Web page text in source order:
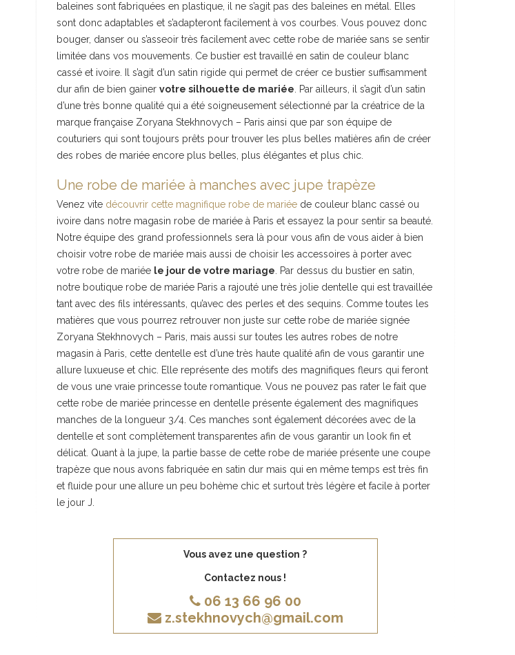
baleines sont fabriquées en plastique, il ne s’agit pas des baleines en métal. Elles
sont donc adaptables et s’adapteront facilement à vos courbes. Vous pouvez donc
bouger, danser ou s’asseoir très facilement avec cette robe de mariée sans se sentir
limitée dans vos mouvements. Ce bustier est travaillé en satin de couleur blanc
cassé et ivoire. Il s’agit d’un satin rigide qui permet de créer ce bustier suffisamment
dur afin de bien gainer votre silhouette de mariée . Par ailleurs, il s’agit d’un satin
d’une très bonne qualité qui a été soigneusement sélectionné par la créatrice de la
marque française Zoryana Stekhnovych – Paris ainsi que par son équipe de
couturiers qui sont toujours prêts pour trouver les plus belles matières afin de créer
des robes de mariée encore plus belles, plus élégantes et plus chic.
Une robe de mariée à manches avec jupe trapèze
Venez vite découvrir cette magnifique robe de mariéede couleur blanc cassé ou
ivoire dans notre magasin robe de mariée à Paris et essayez la pour sentir sa beauté.
Notre équipe des grand professionnels sera là pour vous afin de vous aider à bien
choisir votre robe de mariée mais aussi de choisir les accessoires à porter avec
votre robe de mariée le jour de votre mariage . Par dessus du bustier en satin,
notre boutique robe de mariée Paris a rajouté une très jolie dentelle qui est travaillée
tant avec des fils intéressants, qu’avec des perles et des sequins. Comme toutes les
matières que vous pourrez retrouver non juste sur cette robe de mariée signée
Zoryana Stekhnovych – Paris, mais aussi sur toutes les autres robes de notre
magasin à Paris, cette dentelle est d’une très haute qualité afin de vous garantir une
allure luxueuse et chic. Elle représente des motifs des magnifiques fleurs qui feront
de vous une vraie princesse toute romantique. Vous ne pouvez pas rater le fait que
cette robe de mariée princesse en dentelle présente également des magnifiques
manches de la longueur 3/4. Ces manches sont également décorées avec de la
dentelle et sont complètement transparentes afin de vous garantir un look fin et
délicat. Quant à la jupe, la partie basse de cette robe de mariée présente une coupe
trapèze que nous avons fabriquée en satin dur mais qui en même temps est très fin
et fluide pour une allure un peu bohème chic et surtout très légère et facile à porter
le jour J.
Vous avez une question ?
Contactez nous !
06 13 66 96 00
z.stekhnovych@gmail.com